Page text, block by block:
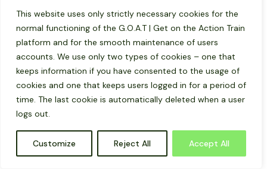
This website uses only strictly necessary cookies for the
normal functioning of the G.O.A.T | Get on the Action Train
platform and for the smooth maintenance of users
accounts. We use only two types of cookies – one that
keeps information if you have consented to the usage of
cookies and one that keeps users logged in for a period of
time. The last cookie is automatically deleted when a user
logs out.
Customize Reject All Accept All